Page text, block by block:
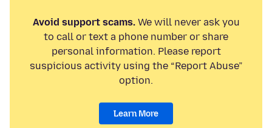
Avoid support scams.We will never ask you
to call or text a phone number or share
personal information. Please report
suspicious activity using the “Report Abuse”
option.
Learn More